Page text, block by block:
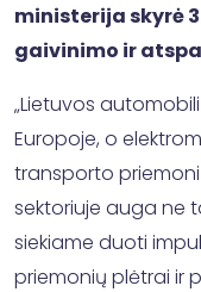
ministerija skyrė
gaivinimo ir
„Lietuvos
Europoje, o
transporto
sektoriuje auga ne
siekiame duoti
priemonių plėtrai ir